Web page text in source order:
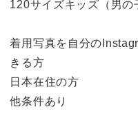
120サイズキッズ（男の
着用写真を自分の
きる方
日本在住の方
他条件あり